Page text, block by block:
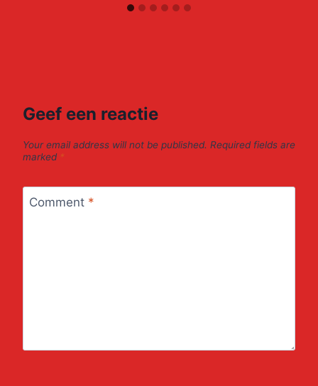
Geef een reactie
Your email address will not be published. Required fields are
marked *
Comment *